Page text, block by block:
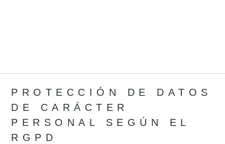
PROTECCIÓN DE DATOS
DE CARÁCTER
PERSONAL SEGÚN EL
RGPD